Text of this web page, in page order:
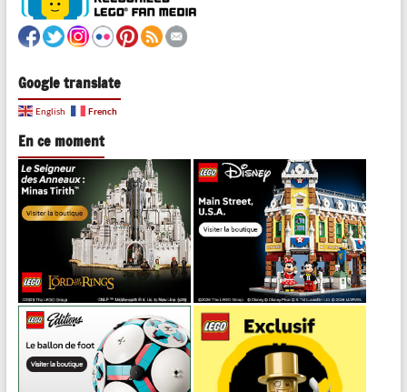
Google translate
English French
En ce moment